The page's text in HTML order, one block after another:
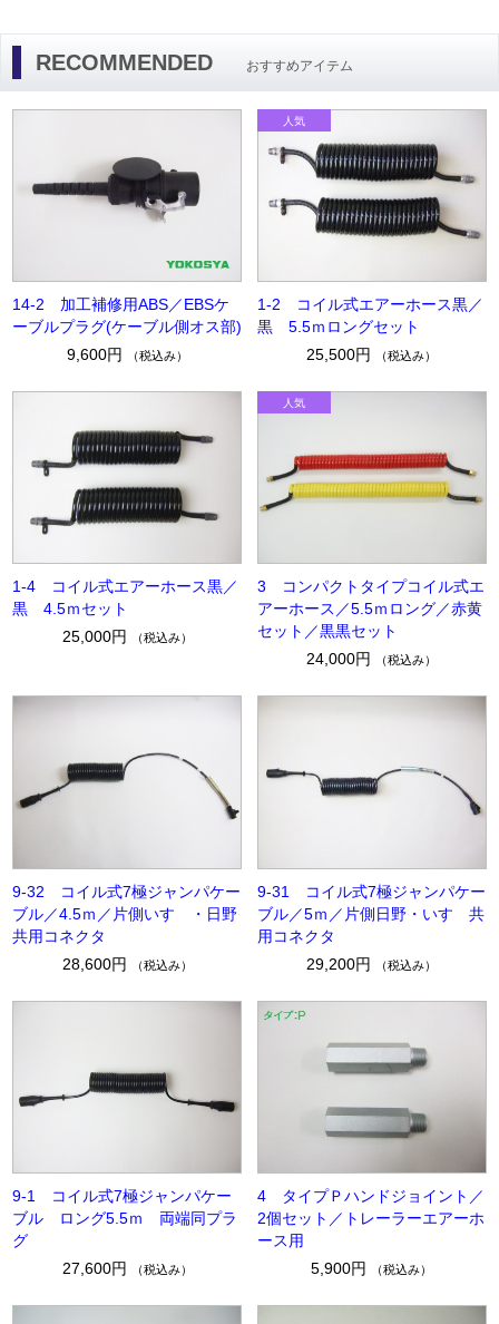
RECOMMENDED おすすめアイテム
14-2 加工補修用ABS／EBSケ
ーブルプラグ(ケーブル側オス部)
9,600円
（税込み）
1-2 コイル式エアーホース黒／
黒 5.5ｍロングセット
25,500円
（税込み）
1-4 コイル式エアーホース黒／
黒 4.5ｍセット
25,000円
（税込み）
3 コンパクトタイプコイル式エ
アーホース／5.5ｍロング／赤黄
セット／黒黒セット
24,000円
（税込み）
9-32 コイル式7極ジャンパケー
ブル／4.5ｍ／片側いすゞ・日野
共用コネクタ
28,600円
（税込み）
9-31 コイル式7極ジャンパケー
ブル／5ｍ／片側日野・いすゞ共
用コネクタ
29,200円
（税込み）
9-1 コイル式7極ジャンパケー
ブル ロング5.5ｍ 両端同プラ
グ
27,600円
（税込み）
4 タイプＰハンドジョイント／
2個セット／トレーラーエアーホ
ース用
5,900円
（税込み）